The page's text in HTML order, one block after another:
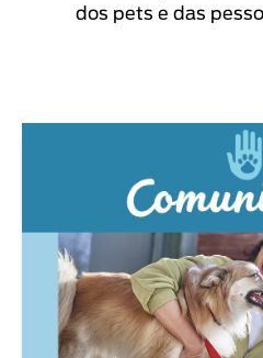
dos pets e das